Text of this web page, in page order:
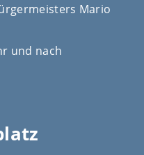
Mario
und nach